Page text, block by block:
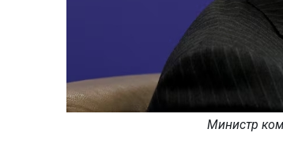
Министр